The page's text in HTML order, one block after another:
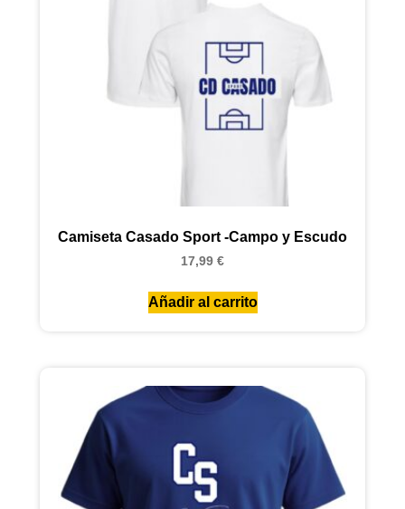
Camiseta Casado Sport -Campo y Escudo
17,99 €
Añadir al carrito